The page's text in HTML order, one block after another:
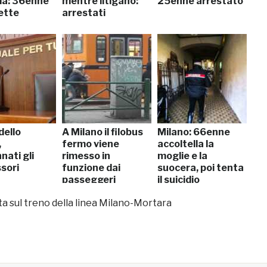
arrestati
gli
A Milano il filobus
fermo viene
rimesso in
funzione dai
passeggeri
Milano: 66enne
accoltella la
moglie e la
suocera, poi tenta
il suicidio
sul treno della linea Milano-Mortara